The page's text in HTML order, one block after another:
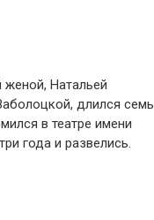
Натальей
длился семь
в театре имени
года и развелись.